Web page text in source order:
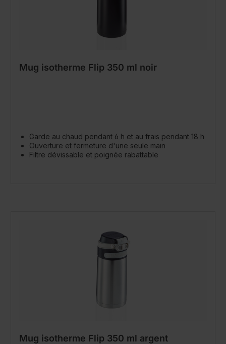
Mug isotherme Flip 350 ml noir
Garde au chaud pendant 6 h et au frais pendant 18 h
Ouverture et fermeture d'une seule main
Filtre dévissable et poignée rabattable
Mug isotherme Flip 350 ml argent